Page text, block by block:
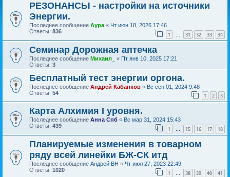
РЕЗОНАНСЫ - настройки на источники
Энергии.
Последнее сообщение Аура « Чт июн 18, 2026 17:46
Ответы: 836 1 … 31 32 33 34
Семинар Дорожная аптечка
Последнее сообщение Михаил_ « Пт янв 10, 2025 17:21
Ответы: 3
Бесплатный тест энергии оргона.
Последнее сообщение Андрей Кабанков « Вс сен 01, 2024 9:48
Ответы: 54 1 2 3
Карта Алхимия I уровня.
Последнее сообщение Анна Спб « Вс мар 31, 2024 15:43
Ответы: 439 1 … 15 16 17 18
Планируемые изменения в товарном
ряду всей линейки БЖ-СК итд
Последнее сообщение Андрей ВН « Чт июл 27, 2023 22:49
Ответы: 1020 1 … 38 39 40 41